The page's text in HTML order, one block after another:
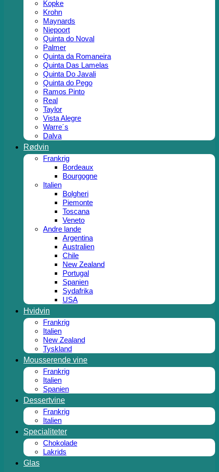
Kopke
Krohn
Maynards
Niepoort
Quinta do Noval
Palmer
Quinta da Romaneira
Quinta Das Lamelas
Quinta Do Javali
Quinta do Pego
Ramos Pinto
Real
Taylor
Vista Alegre
Warre´s
Dalva
Rødvin
Frankrig
Bordeaux
Bourgogne
Italien
Bolgheri
Piemonte
Toscana
Veneto
Andre lande
Argentina
Australien
Chile
New Zealand
Portugal
Spanien
Sydafrika
USA
Hvidvin
Frankrig
Italien
New Zealand
Tyskland
Mousserende vine
Frankrig
Italien
Spanien
Dessertvine
Frankrig
Italien
Specialiteter
Chokolade
Lakrids
Glas